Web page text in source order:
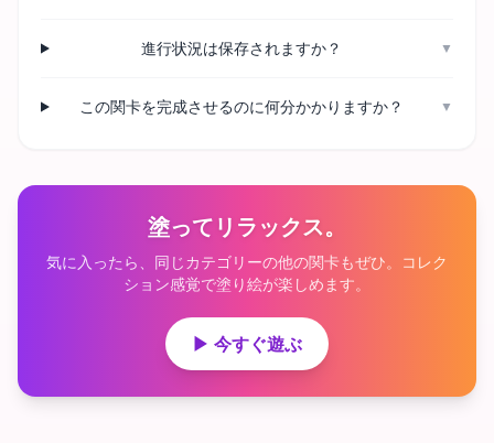
進行状況は保存されますか？ ▼
この関卡を完成させるのに何分かかりますか？ ▼
塗ってリラックス。
気に入ったら、同じカテゴリーの他の関卡もぜひ。コレク
ション感覚で塗り絵が楽しめます。
▶ 今すぐ遊ぶ